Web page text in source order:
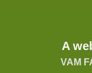
A
VAM